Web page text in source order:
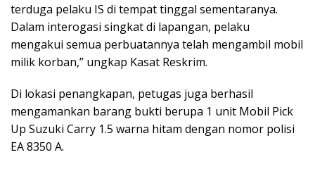
terduga pelaku IS di tempat tinggal sementaranya.
Dalam interogasi singkat di lapangan, pelaku
mengakui semua perbuatannya telah mengambil mobil
milik korban,” ungkap Kasat Reskrim.
Di lokasi penangkapan, petugas juga berhasil
mengamankan barang bukti berupa 1 unit Mobil Pick
Up Suzuki Carry 1.5 warna hitam dengan nomor polisi
EA 8350 A.